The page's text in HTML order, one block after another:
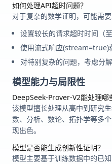
如何处理API超时问题？
对于复杂的数学证明，可能需
设置较长的请求超时时间（至
使用流式响应(stream=true)
对特别复杂的问题，考虑分
模型能力与局限性
DeepSeek-Prover-V2能处理哪
该模型擅长处理从高中到研究
数、分析、数论、拓扑学等多
现出色。
模型是否能生成创新性证明？
模型主要基于训练数据中的已